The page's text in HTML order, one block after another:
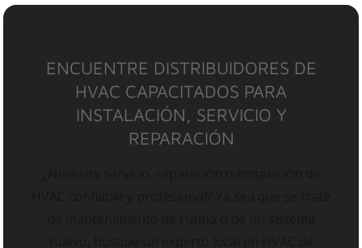
ENCUENTRE DISTRIBUIDORES DE
HVAC CAPACITADOS PARA
INSTALACIÓN, SERVICIO Y
REPARACIÓN